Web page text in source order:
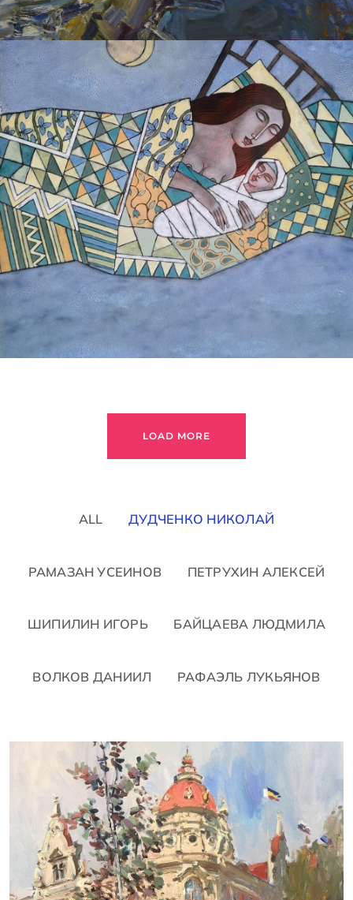
БАЙЦАЕВА ЛЮДМИЛА
LOAD MORE
ALL ДУДЧЕНКО НИКОЛАЙ
РАМАЗАН УСЕИНОВ ПЕТРУХИН АЛЕКСЕЙ
ШИПИЛИН ИГОРЬ БАЙЦАЕВА ЛЮДМИЛА
ВОЛКОВ ДАНИИЛ РАФАЭЛЬ ЛУКЬЯНОВ